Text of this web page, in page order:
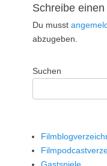
Schreibe
Du musst
abzugeben.
Suchen